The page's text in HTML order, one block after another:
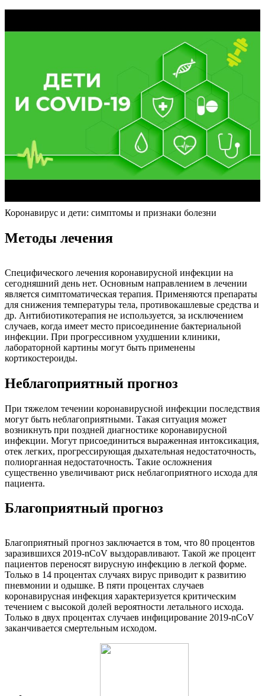
Коронавирус и дети: симптомы и признаки болезни
Методы лечения
Специфического лечения коронавирусной инфекции на
сегодняшний день нет. Основным направлением в лечении
является симптоматическая терапия. Применяются препараты
для снижения температуры тела, противокашлевые средства и
др. Антибиотикотерапия не используется, за исключением
случаев, когда имеет место присоединение бактериальной
инфекции. При прогрессивном ухудшении клиники,
лабораторной картины могут быть применены
кортикостероиды.
Неблагоприятный прогноз
При тяжелом течении коронавирусной инфекции последствия
могут быть неблагоприятными. Такая ситуация может
возникнуть при поздней диагностике коронавирусной
инфекции. Могут присоединиться выраженная интоксикация,
отек легких, прогрессирующая дыхательная недостаточность,
полиорганная недостаточность. Такие осложнения
существенно увеличивают риск неблагоприятного исхода для
пациента.
Благоприятный прогноз
Благоприятный прогноз заключается в том, что 80 процентов
заразившихся 2019-nCoV выздоравливают. Такой же процент
пациентов переносят вирусную инфекцию в легкой форме.
Только в 14 процентах случаях вирус приводит к развитию
пневмонии и одышке. В пяти процентах случаев
коронавирусная инфекция характеризуется критическим
течением с высокой долей вероятности летального исхода.
Только в двух процентах случаев инфицирование 2019-nCoV
заканчивается смертельным исходом.